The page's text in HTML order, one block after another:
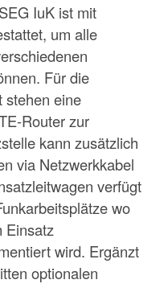
IuK ist mit
um alle
Für die
stehen eine
Router zur
kann zusätzlich
via Netzwerkkabel
verfügt
wo
Einsatz
wird. Ergänzt
optionalen